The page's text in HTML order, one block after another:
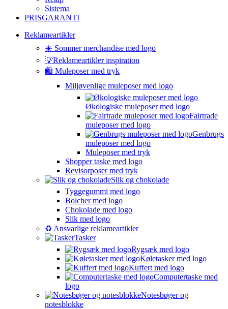
Sistema
PRISGARANTI
Reklameartikler
☀️ Sommer merchandise med logo
💡Reklameartikler inspiration
🛍️ Muleposer med tryk
Miljøvenlige muleposer med logo
Økologiske muleposer med logo
Fairtrade
muleposer med logo
Genbrugs
muleposer med logo
Muleposer med tryk
Shopper taske med logo
Revisorposer med tryk
Slik og chokolade
Tyggegummi med logo
Bolcher med logo
Chokolade med logo
Slik med logo
♻️ Ansvarlige reklameartikler
Tasker
Rygsæk med logo
Køletasker med logo
Kuffert med logo
Computertaske med
logo
Notesbøger og
notesblokke